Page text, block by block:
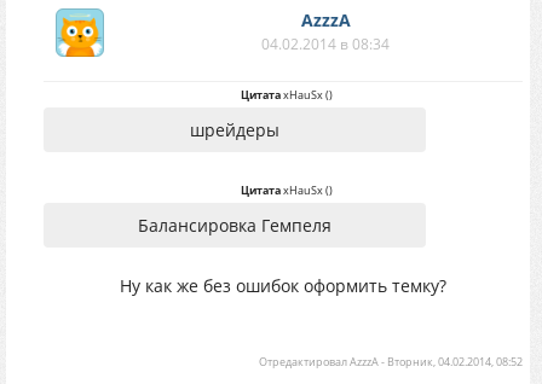
AzzzA
04.02.2014 в 08:34
ЦитатаxHauSx()
шрейдеры
ЦитатаxHauSx()
Балансировка Гемпеля
Ну как же без ошибок оформить темку?
ОтредактировалAzzzA- Вторник, 04.02.2014, 08:52